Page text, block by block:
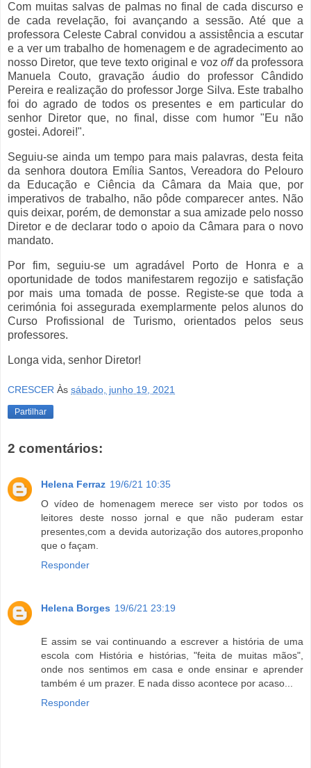
Com muitas salvas de palmas no final de cada discurso e
de cada revelação, foi avançando a sessão. Até que a
professora Celeste Cabral convidou a assistência a escutar
e a ver um trabalho de homenagem e de agradecimento ao
nosso Diretor, que teve texto original e vozoffda professora
Manuela Couto, gravação áudio do professor Cândido
Pereira e realização do professor Jorge Silva. Este trabalho
foi do agrado de todos os presentes e em particular do
senhor Diretor que, no final, disse com humor "Eu não
gostei. Adorei!".
Seguiu-se ainda um tempo para mais palavras, desta feita
da senhora doutora Emília Santos, Vereadora do Pelouro
da Educação e Ciência da Câmara da Maia que, por
imperativos de trabalho, não pôde comparecer antes. Não
quis deixar, porém, de demonstar a sua amizade pelo nosso
Diretor e de declarar todo o apoio da Câmara para o novo
mandato.
Por fim, seguiu-se um agradável Porto de Honra e a
oportunidade de todos manifestarem regozijo e satisfação
por mais uma tomada de posse. Registe-se que toda a
cerimónia foi assegurada exemplarmente pelos alunos do
Curso Profissional de Turismo, orientados pelos seus
professores.
Longa vida, senhor Diretor!
CRESCER Às sábado, junho 19, 2021
Partilhar
2 comentários:
Helena Ferraz 19/6/21 10:35
O vídeo de homenagem merece ser visto por todos os
leitores deste nosso jornal e que não puderam estar
presentes,com a devida autorização dos autores,proponho
que o façam.
Responder
Helena Borges 19/6/21 23:19
E assim se vai continuando a escrever a história de uma
escola com História e histórias, "feita de muitas mãos",
onde nos sentimos em casa e onde ensinar e aprender
também é um prazer. E nada disso acontece por acaso...
Responder